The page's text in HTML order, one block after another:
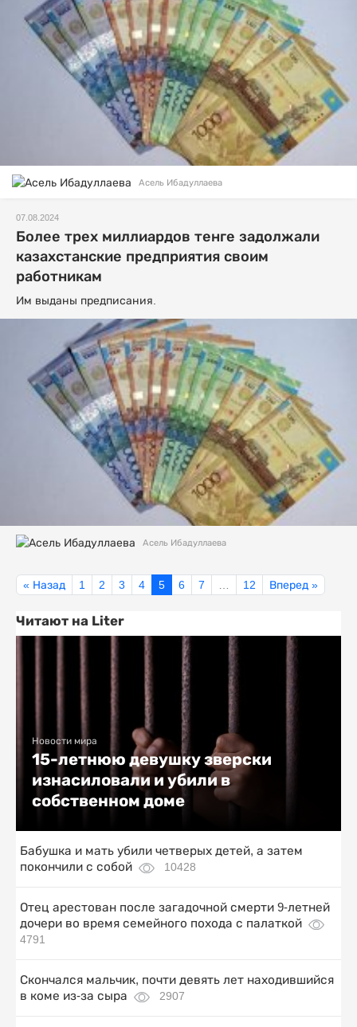
Асель Ибадуллаева
07.08.2024
Более трех миллиардов тенге задолжали
казахстанские предприятия своим
работникам
Им выданы предписания.
Асель Ибадуллаева
« Назад 1 2 3 4 5 6 7 12 Вперед »
Читают на Liter
Новости мира
15-летнюю девушку зверски
изнасиловали и убили в
собственном доме
Бабушка и мать убили четверых детей, а затем
покончили с собой
10428
Отец арестован после загадочной смерти 9-летней
дочери во время семейного похода с палаткой
4791
Скончался мальчик, почти девять лет находившийся
в коме из-за сыра
2907